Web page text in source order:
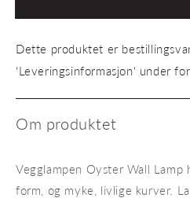
Wall
Dette produktet er
'Leveringsinformasjon' under
Om produktet
Vegglampen Oyster Wall Lamp
form, og myke, livlige kurver.